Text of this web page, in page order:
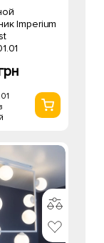
Imperium